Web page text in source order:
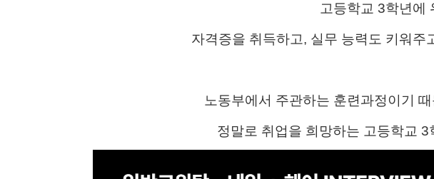
고등학교 3학년에
자격증을 취득하고, 실무 능력도 키워
노동부에서 주관하는 훈련과정이기
정말로 취업을 희망하는 고등학교